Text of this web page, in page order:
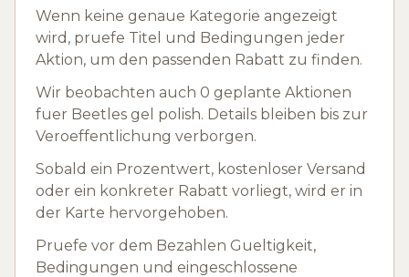
Wenn keine genaue Kategorie angezeigt
wird, pruefe Titel und Bedingungen jeder
Aktion, um den passenden Rabatt zu finden.
Wir beobachten auch 0 geplante Aktionen
fuer Beetles gel polish. Details bleiben bis zur
Veroeffentlichung verborgen.
Sobald ein Prozentwert, kostenloser Versand
oder ein konkreter Rabatt vorliegt, wird er in
der Karte hervorgehoben.
Pruefe vor dem Bezahlen Gueltigkeit,
Bedingungen und eingeschlossene